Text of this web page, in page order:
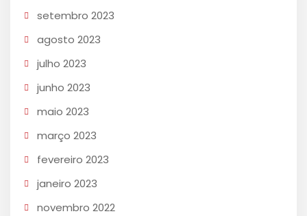
setembro 2023
agosto 2023
julho 2023
junho 2023
maio 2023
março 2023
fevereiro 2023
janeiro 2023
novembro 2022